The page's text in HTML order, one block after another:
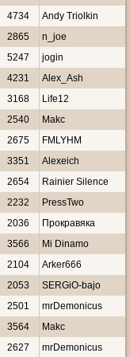
4734
Andy Triolkin
2865
n_joe
5247
jogin
4231
Alex_Ash
3168
Life12
2540
Makc
2675
FMLYHM
3351
Alexeich
2654
Rainier Silence
2232
PressTwo
2036
Прокравяка
3566
Mi Dinamo
2104
Arker666
2053
SERGiO-bajo
2501
mrDemonicus
3564
Makc
2627 mrDemonicus